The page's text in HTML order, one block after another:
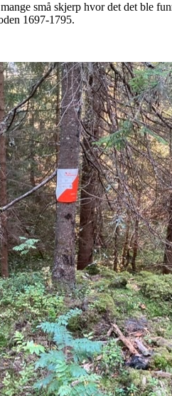
små skjerp hvor det det ble
1697-1795.